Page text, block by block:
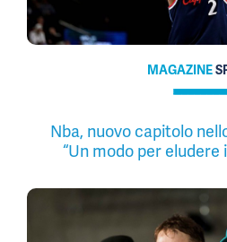
MAGAZINE
Nba, nuovo capitolo
“Un modo per eludere